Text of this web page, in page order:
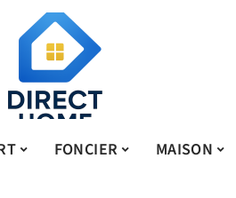
FONCIER MAISON